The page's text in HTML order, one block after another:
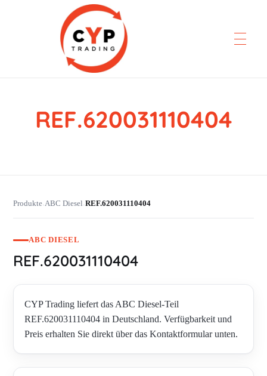
CYP Trading
Professionelle Ersatzteilbeschaffung
REF.620031110404
Produkte›ABC Diesel›REF.620031110404
ABC DIESEL
REF.620031110404
CYP Trading liefert das ABC Diesel-Teil
REF.620031110404 in Deutschland. Verfügbarkeit und
Preis erhalten Sie direkt über das Kontaktformular unten.